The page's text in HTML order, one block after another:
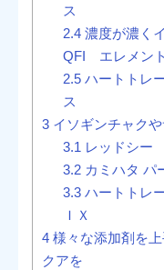
ス
2.4濃度が濃く
QFI エレメン
2.5ハートトレ
ス
3 イソギンチャク
3.1 レッドシー
3.2カミハタ パ
3.3ハートトレ
ＩＸ
4 様々な添加剤を
クアを